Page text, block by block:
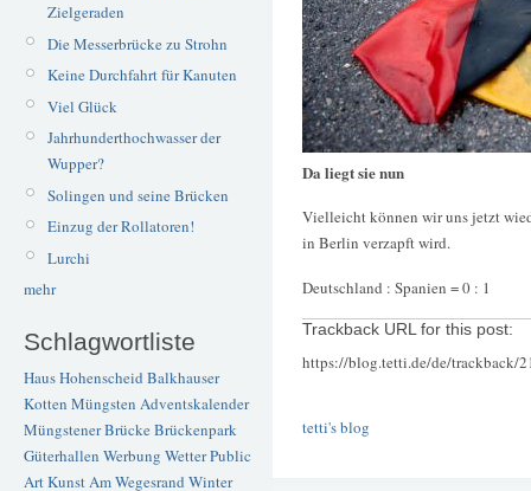
Zielgeraden
Die Messerbrücke zu Strohn
Keine Durchfahrt für Kanuten
Viel Glück
Jahrhunderthochwasser der
Wupper?
Solingen und seine Brücken
Einzug der Rollatoren!
Lurchi
mehr
Schlagwortliste
Haus Hohenscheid Balkhauser
Kotten Müngsten Adventskalender
Müngstener BrückeBrückenpark
Güterhallen Werbung WetterPublic
ArtKunstAm Wegesrand Winter
Da liegt sie nun
Vielleicht können wir uns jetzt
in Berlin verzapft wird.
Deutschland : Spanien = 0 : 1
Trackback URL for this post:
https://blog.tetti.de/de/trackback/
tetti's blog